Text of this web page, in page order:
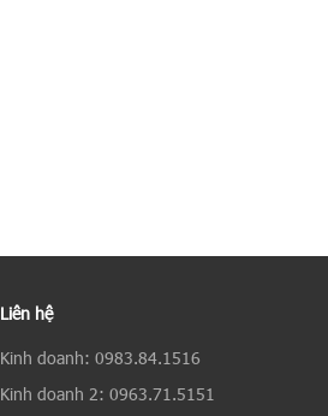
Liên hệ
Kinh doanh: 0983.84.1516
Kinh doanh 2: 0963.71.5151